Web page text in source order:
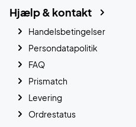
Hjælp & kontakt
Handelsbetingelser
Persondatapolitik
FAQ
Prismatch
Levering
Ordrestatus